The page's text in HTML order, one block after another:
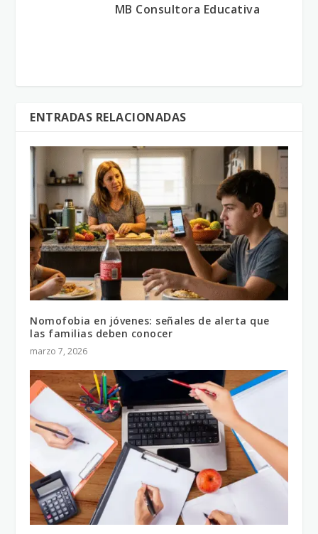
MB Consultora Educativa
ENTRADAS RELACIONADAS
Nomofobia en jóvenes: señales de alerta que
las familias deben conocer
marzo 7, 2026